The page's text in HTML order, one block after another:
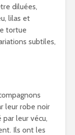
diluées,
lilas et
tortue
subtiles,
leur robe noir
leur vécu,
Ils ont les